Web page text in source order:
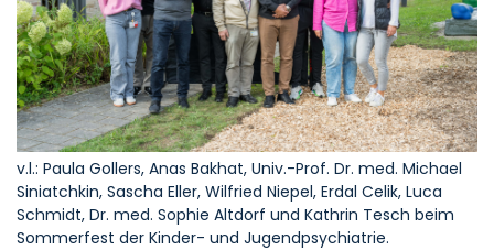
v.l.: Paula Gollers, Anas Bakhat, Univ.-Prof. Dr. med. Michael
Siniatchkin, Sascha Eller, Wilfried Niepel, Erdal Celik, Luca
Schmidt, Dr. med. Sophie Altdorf und Kathrin Tesch beim
Sommerfest der Kinder- und Jugendpsychiatrie.